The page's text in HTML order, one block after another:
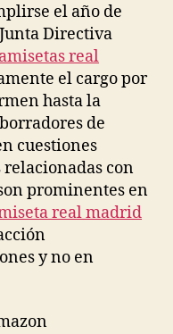
el año de
Directiva
real
el cargo por
hasta la
de
cuestiones
con
prominentes en
real madrid
y no en